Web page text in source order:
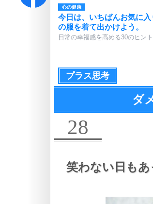
心の健康
今日は、いちばんお気に入
の服を着て出かけよう。
日常の幸福感を高める30のヒント
プラス思考
ダ
28
笑わない日もあ